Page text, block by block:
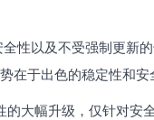
性以及不受强制更新
于出色的稳定性和安
大幅升级，仅针对